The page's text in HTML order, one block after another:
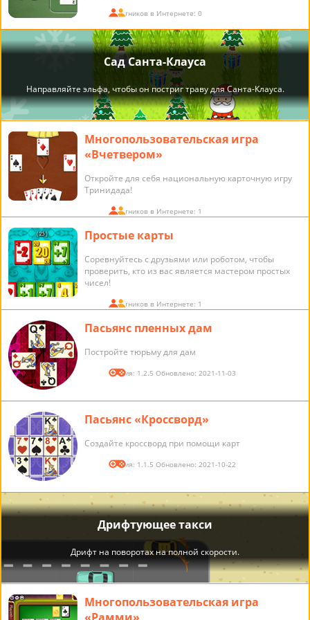
Участников в Интернете: 0
Многопользовательская игра
«Вчетвером»
Откройте для себя национальную карточную игру
Тринидада!
Участников в Интернете: 1
Простые карты
Соревнуйтесь с друзьями или роботом, чтобы
проверить, кто из вас является мастером простых
чисел!
Участников в Интернете: 1
Пасьянс пленных дам
Постройте тюрьму для дам
Версия: 1.2.5 Обновлено: 2021-11-03
Пасьянс «Кроссворд»
Создайте кроссворд при помощи карт
Версия: 1.1.5 Обновлено: 2021-10-22
Многопользовательская игра